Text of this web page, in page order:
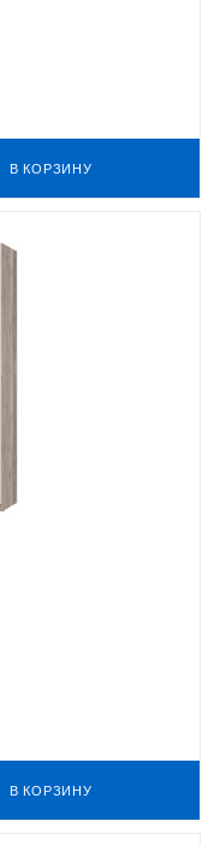
В КОРЗИНУ
В КОРЗИНУ